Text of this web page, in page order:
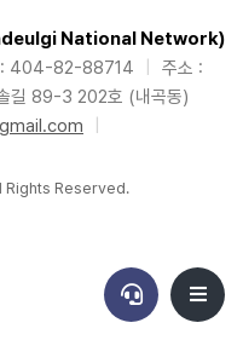
National Network)
: 404-82-88714
주소 :
길 89-3 202호 (내곡동)
Rights Reserved.